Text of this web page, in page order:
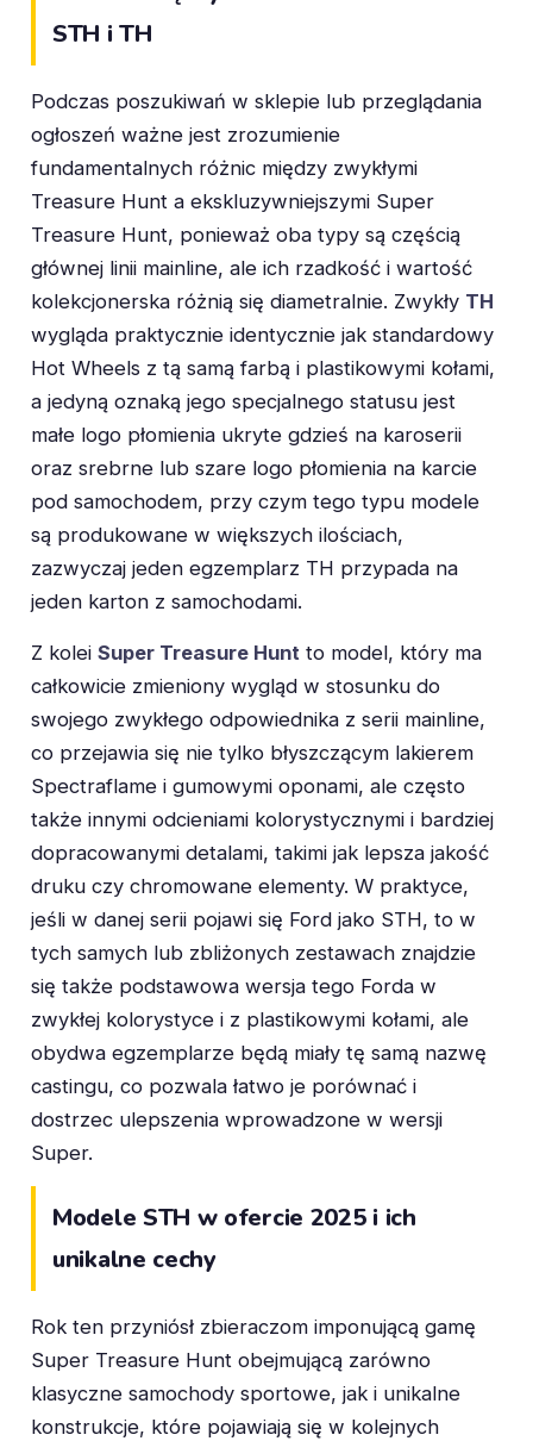
STH i TH
Podczas poszukiwań w sklepie lub przeglądania
ogłoszeń ważne jest zrozumienie
fundamentalnych różnic między zwykłymi
Treasure Hunt a ekskluzywniejszymi Super
Treasure Hunt, ponieważ oba typy są częścią
głównej linii mainline, ale ich rzadkość i wartość
kolekcjonerska różnią się diametralnie. Zwykły TH
wygląda praktycznie identycznie jak standardowy
Hot Wheels z tą samą farbą i plastikowymi kołami,
a jedyną oznaką jego specjalnego statusu jest
małe logo płomienia ukryte gdzieś na karoserii
oraz srebrne lub szare logo płomienia na karcie
pod samochodem, przy czym tego typu modele
są produkowane w większych ilościach,
zazwyczaj jeden egzemplarz TH przypada na
jeden karton z samochodami.
Z kolei Super Treasure Hunt to model, który ma
całkowicie zmieniony wygląd w stosunku do
swojego zwykłego odpowiednika z serii mainline,
co przejawia się nie tylko błyszczącym lakierem
Spectraflame i gumowymi oponami, ale często
także innymi odcieniami kolorystycznymi i bardziej
dopracowanymi detalami, takimi jak lepsza jakość
druku czy chromowane elementy. W praktyce,
jeśli w danej serii pojawi się Ford jako STH, to w
tych samych lub zbliżonych zestawach znajdzie
się także podstawowa wersja tego Forda w
zwykłej kolorystyce i z plastikowymi kołami, ale
obydwa egzemplarze będą miały tę samą nazwę
castingu, co pozwala łatwo je porównać i
dostrzec ulepszenia wprowadzone w wersji
Super.
Modele STH w ofercie 2025 i ich
unikalne cechy
Rok ten przyniósł zbieraczom imponującą gamę
Super Treasure Hunt obejmującą zarówno
klasyczne samochody sportowe, jak i unikalne
konstrukcje, które pojawiają się w kolejnych